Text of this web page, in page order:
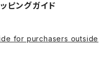
ングガイド
for purchasers outside